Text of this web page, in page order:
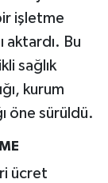
işletme
aktardı. Bu
sağlık
kurum
öne sürüldü.
ücret